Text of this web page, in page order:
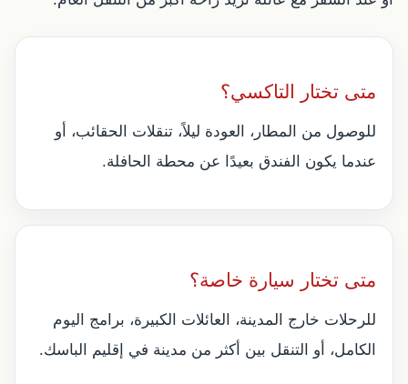
متى تختار التاكسي؟
للوصول من المطار، العودة ليلاً، تنقلات الحقائب، أو
عندما يكون الفندق بعيدًا عن محطة الحافلة.
متى تختار سيارة خاصة؟
للرحلات خارج المدينة، العائلات الكبيرة، برامج اليوم
الكامل، أو التنقل بين أكثر من مدينة في إقليم الباسك.